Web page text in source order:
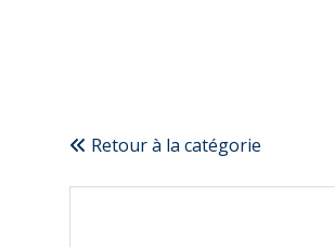
Retour à la catégorie